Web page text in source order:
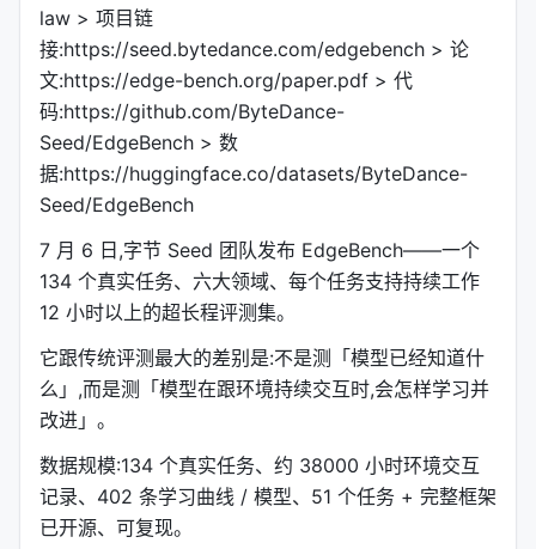
law > 项目链
接:https://seed.bytedance.com/edgebench > 论
文:https://edge-bench.org/paper.pdf > 代
码:https://github.com/ByteDance-
Seed/EdgeBench > 数
据:https://huggingface.co/datasets/ByteDance-
Seed/EdgeBench
7 月 6 日,字节 Seed 团队发布 EdgeBench——一个
134 个真实任务、六大领域、每个任务支持持续工作
12 小时以上的超长程评测集。
它跟传统评测最大的差别是:不是测「模型已经知道什
么」,而是测「模型在跟环境持续交互时,会怎样学习并
改进」。
数据规模:134 个真实任务、约 38000 小时环境交互
记录、402 条学习曲线 / 模型、51 个任务 + 完整框架
已开源、可复现。